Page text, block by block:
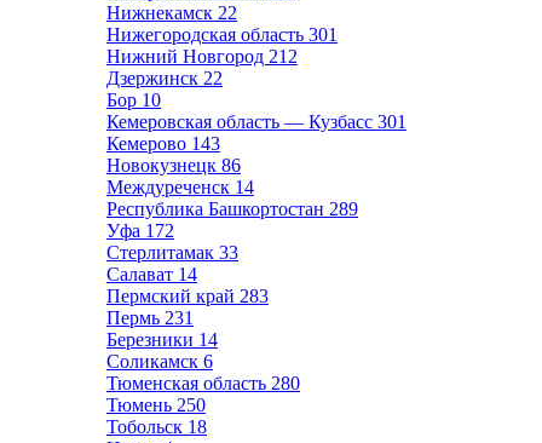
Нижнекамск 22
Нижегородская область 301
Нижний Новгород 212
Дзержинск 22
Бор 10
Кемеровская область — Кузбасс 301
Кемерово 143
Новокузнецк 86
Междуреченск 14
Республика Башкортостан 289
Уфа 172
Стерлитамак 33
Салават 14
Пермский край 283
Пермь 231
Березники 14
Соликамск 6
Тюменская область 280
Тюмень 250
Тобольск 18